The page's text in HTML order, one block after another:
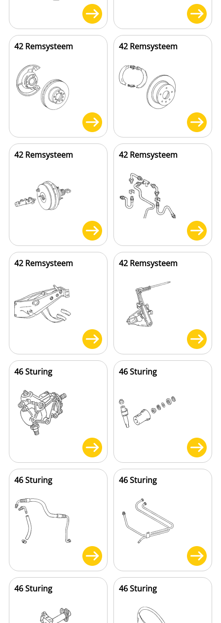
42 Remsysteem 42 Remsysteem
42 Remsysteem 42 Remsysteem
42 Remsysteem 42 Remsysteem
46 Sturing 46 Sturing
46 Sturing 46 Sturing
46 Sturing 46 Sturing